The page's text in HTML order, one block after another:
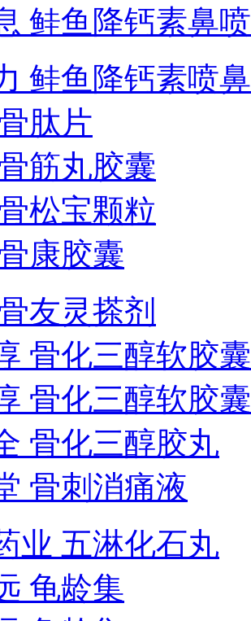
鲑鱼降钙素鼻
鲑鱼降钙素喷
肽片
筋丸胶囊
松宝颗粒
康胶囊
友灵搽剂
骨化三醇软胶囊
骨化三醇软胶囊
骨化三醇胶丸
骨刺消痛液
业 五淋化石丸
龟龄集